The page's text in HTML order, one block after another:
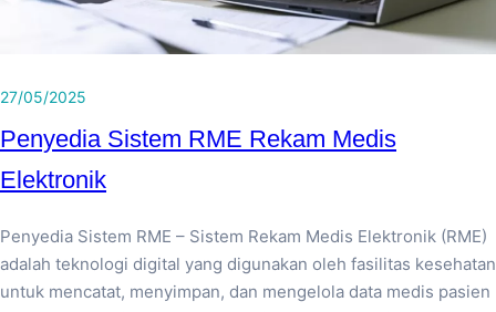
27/05/2025
Penyedia Sistem RME Rekam Medis
Elektronik
Penyedia Sistem RME – Sistem Rekam Medis Elektronik (RME)
adalah teknologi digital yang digunakan oleh fasilitas kesehatan
untuk mencatat, menyimpan, dan mengelola data medis pasien